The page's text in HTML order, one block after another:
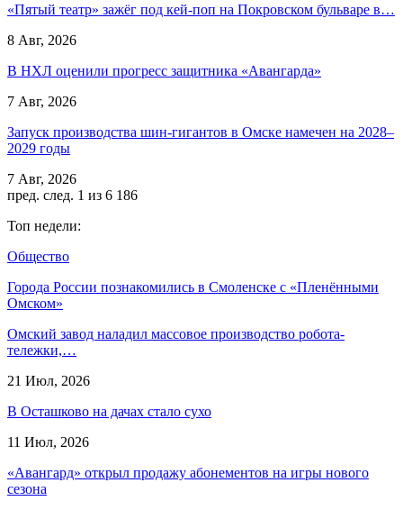
«Пятый театр» зажёг под кей-поп на Покровском бульваре в…
8 Авг, 2026
В НХЛ оценили прогресс защитника «Авангарда»
7 Авг, 2026
Запуск производства шин-гигантов в Омске намечен на 2028–
2029 годы
7 Авг, 2026
пред. след. 1 из 6 186
Топ недели:
Общество
Города России познакомились в Смоленске с «Пленёнными
Омском»
Омский завод наладил массовое производство робота-
тележки,…
21 Июл, 2026
В Осташково на дачах стало сухо
11 Июл, 2026
«Авангард» открыл продажу абонементов на игры нового
сезона